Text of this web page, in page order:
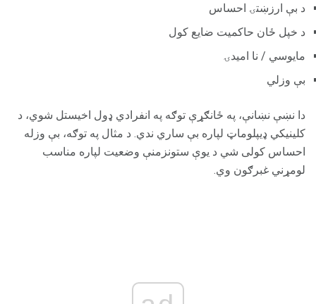
د بې ارزښتۍ احساس
د خپل ځان حاکمیت ضایع کول
مايوسي / نا امیدۍ
بې وزلي
دا نښې نښانې، په ځانګړې توګه په انفرادي ډول اخیستل شوي، د
کلینیکي ډیپلوماټ لپاره بې ساري ندي. د مثال په توګه، بې وزله
احساس کولی شي د یوې ستونزمنې وضعیت لپاره مناسب
لومړني غبرګون وي.